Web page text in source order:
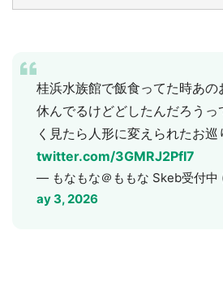
桂浜水族館で飯食ってた時あの
休んでるけどどしたんだろうっ
く見たら人形に変えられたお巡
twitter.com/3GMRJ2PfI7
— もなもな＠ももな Skeb受付中
ay 3, 2026